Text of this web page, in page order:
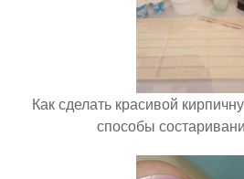
Как сделать красивой
способы